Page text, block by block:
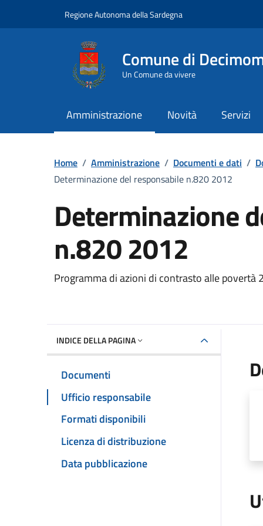
Regione Autonoma della Sardegna
Comune di
Un Comune da vivere
Amministrazione Novità Servizi
Home / Amministrazione / Documenti e dati /
Determinazione del responsabile n.820 2012
Determinazione
n.820 2012
Dettaglio del documento
Programma di azioni di contrasto alle povertà
INDICE DELLA PAGINA
Documenti
Ufficio responsabile
Formati disponibili
Licenza di distribuzione
Data pubblicazione